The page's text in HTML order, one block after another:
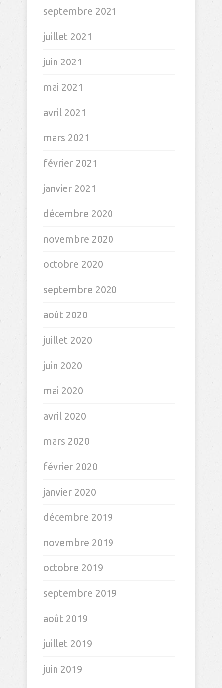
septembre 2021
juillet 2021
juin 2021
mai 2021
avril 2021
mars 2021
février 2021
janvier 2021
décembre 2020
novembre 2020
octobre 2020
septembre 2020
août 2020
juillet 2020
juin 2020
mai 2020
avril 2020
mars 2020
février 2020
janvier 2020
décembre 2019
novembre 2019
octobre 2019
septembre 2019
août 2019
juillet 2019
juin 2019